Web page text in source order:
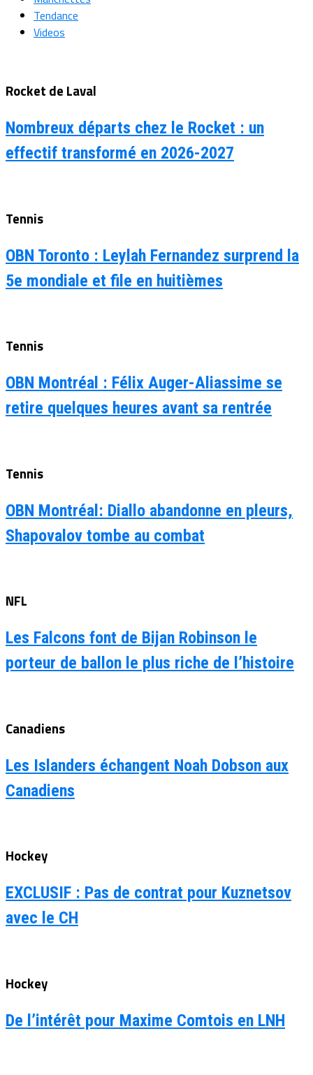
Tendance
Videos
Rocket de Laval
Nombreux départs chez le Rocket : un
effectif transformé en 2026-2027
Tennis
OBN Toronto : Leylah Fernandez surprend la
5e mondiale et file en huitièmes
Tennis
OBN Montréal : Félix Auger-Aliassime se
retire quelques heures avant sa rentrée
Tennis
OBN Montréal: Diallo abandonne en pleurs,
Shapovalov tombe au combat
NFL
Les Falcons font de Bijan Robinson le
porteur de ballon le plus riche de l’histoire
Canadiens
Les Islanders échangent Noah Dobson aux
Canadiens
Hockey
EXCLUSIF : Pas de contrat pour Kuznetsov
avec le CH
Hockey
De l’intérêt pour Maxime Comtois en LNH